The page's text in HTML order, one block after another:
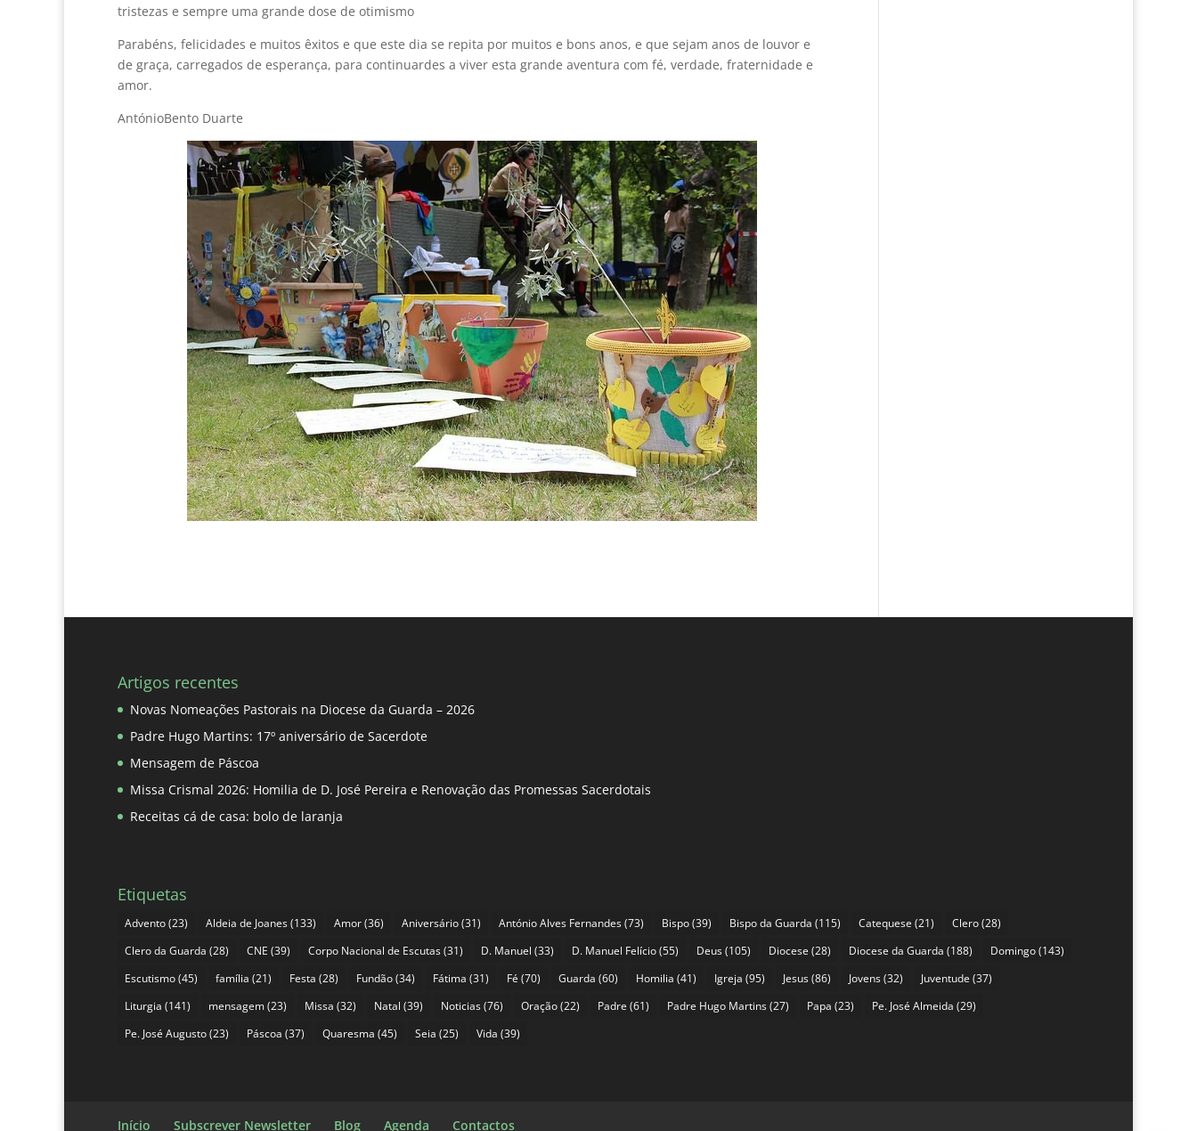
tristezas e sempre uma grande dose de otimismo
Parabéns, felicidades e muitos êxitos e que este dia se repita por muitos e bons anos, e que sejam anos de louvor e
de graça, carregados de esperança, para continuardes a viver esta grande aventura com fé, verdade, fraternidade e
amor.
AntónioBento Duarte
Artigos recentes
Novas Nomeações Pastorais na Diocese da Guarda – 2026
Padre Hugo Martins: 17º aniversário de Sacerdote
Mensagem de Páscoa
Missa Crismal 2026: Homilia de D. José Pereira e Renovação das Promessas Sacerdotais
Receitas cá de casa: bolo de laranja
Etiquetas
Advento(23) Aldeia de Joanes(133) Amor(36) Aniversário(31) António Alves Fernandes(73) Bispo(39) Bispo da Guarda (115) Catequese (21) Clero(28)
Clero da Guarda (28) CNE (39) Corpo Nacional de Escutas(31) D. Manuel (33) D. Manuel Felício(55) Deus(105) Diocese (28) Diocese da Guarda (188) Domingo(143)
Escutismo(45) família (21) Festa (28) Fundão(34) Fátima (31) Fé (70) Guarda (60) Homilia (41) Igreja (95) Jesus(86) Jovens(32) Juventude (37)
Liturgia (141) mensagem(23) Missa (32) Natal (39) Noticias(76) Oração(22) Padre (61) Padre Hugo Martins(27) Papa (23) Pe. José Almeida (29)
Pe. José Augusto(23) Páscoa (37) Quaresma (45) Seia (25) Vida (39)
Início Subscrever Newsletter Blog Agenda Contactos